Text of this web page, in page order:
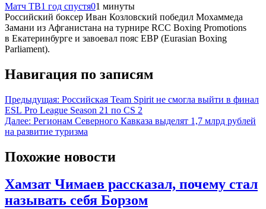
Матч ТВ1 год спустя01 минуты
Российский боксер Иван Козловский победил Мохаммеда
Замани из Афганистана на турнире RCC Boxing Promotions
в Екатеринбурге и завоевал пояс ЕВР (Eurasian Boxing
Parliament).
Навигация по записям
Предыдущая: Российская Team Spirit не смогла выйти в финал
ESL Pro League Season 21 по CS 2
Далее: Регионам Северного Кавказа выделят 1,7 млрд рублей
на развитие туризма
Похожие новости
Хамзат Чимаев рассказал, почему стал
называть себя Борзом